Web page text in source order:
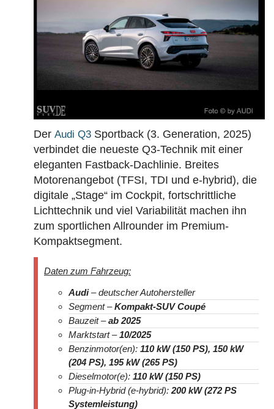
Der Audi Q3 Sportback (3. Generation, 2025)
verbindet die neueste Q3-Technik mit einer
eleganten Fastback-Dachlinie. Breites
Motorenangebot (TFSI, TDI und e-hybrid), die
digitale „Stage“ im Cockpit, fortschrittliche
Lichttechnik und viel Variabilität machen ihn
zum sportlichen Allrounder im Premium-
Kompaktsegment.
Daten zum Fahrzeug:
Audi– deutscher Autohersteller
Segment –Kompakt-SUV Coupé
Bauzeit –ab 2025
Marktstart –10/2025
Benzinmotor(en): 110 kW (150 PS), 150 kW
(204 PS), 195 kW (265 PS)
Dieselmotor(e): 110 kW (150 PS)
Plug-in-Hybrid (e-hybrid): 200 kW (272 PS
Systemleistung)